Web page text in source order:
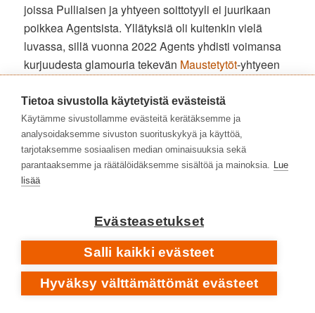
joissa Pulliaisen ja yhtyeen soittotyyli ei juurikaan
poikkea Agentsista. Yllätyksiä oli kuitenkin vielä
luvassa, sillä vuonna 2022 Agents yhdisti voimansa
kurjuudesta glamouria tekevän Maustetytöt-yhtyeen
kuullaan kaksi Maustetyttöjen omaa kappaletta ja
kaksi Agentsin vanhaa klassikkoa.Kaisa ja Anna
Karjalaisenlakonisen melankoliset laulutulkinnat
istuvat hyvin Esa Pulliaisen perinteitä kunnioittaviin
sovituksiin.Maustetytöt X Agentsteki myös keikkoja
ja esiintyi kesällä 2022 kaikilla suurilla suomalaisilla
MAUSTETYTÖT X AGENTS: SALATTU SURU • EP-LEVYLTÄ
MAUSTETYTÖT X AGENTS
2022
Tietoa sivustolla käytetyistä evästeistä
Käytämme sivustollamme evästeitä kerätäksemme ja
analysoidaksemme sivuston suorituskykyä ja käyttöä,
tarjotaksemme sosiaalisen median ominaisuuksia sekä
parantaaksemme ja räätälöidäksemme sisältöä ja mainoksia. Lue
lisää
Evästeasetukset
Salli kaikki evästeet
Hyväksy välttämättömät evästeet